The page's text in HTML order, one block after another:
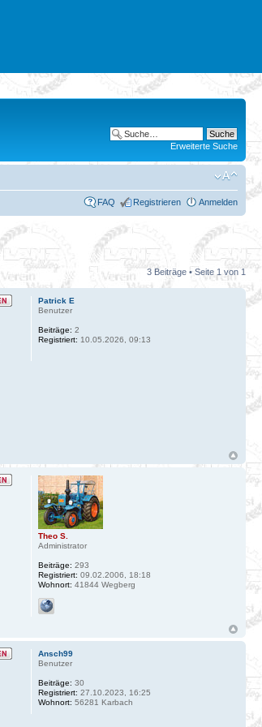
Erweiterte Suche
FAQ Registrieren Anmelden
3 Beiträge • Seite 1 von 1
Patrick E
Benutzer
Beiträge: 2
Registriert: 10.05.2026, 09:13
Theo S.
Administrator
Beiträge: 293
Registriert: 09.02.2006, 18:18
Wohnort: 41844 Wegberg
Ansch99
Benutzer
Beiträge: 30
Registriert: 27.10.2023, 16:25
Wohnort: 56281 Karbach